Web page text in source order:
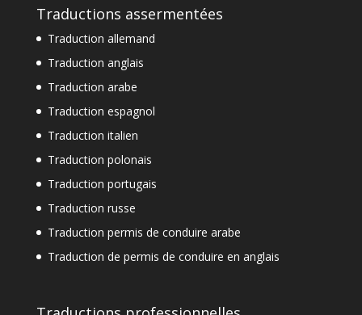
Traductions assermentées
Traduction allemand
Traduction anglais
Traduction arabe
Traduction espagnol
Traduction italien
Traduction polonais
Traduction portugais
Traduction russe
Traduction permis de conduire arabe
Traduction de permis de conduire en anglais